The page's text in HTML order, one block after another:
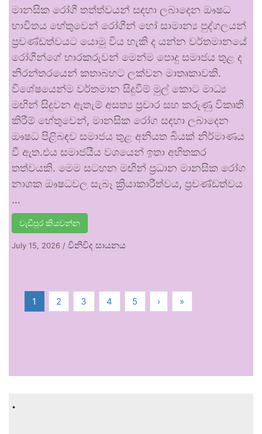
මානසික රෝගී තත්ත්වයන් සඳහා ලබාදෙන ඖෂධ
භාවිතය හේතුවෙන් රෝගීන් හෝ සාමාන්‍ය පුද්ගලයන්
ප්‍රචණ්ඩත්වයට යොමු විය හැකි ද යන්න වර්තමානයේ
රෝගීන්ගේ භාරකරුවන් මෙන්ම පොදු සමාජය තුළ ද
නිරන්තරයෙන් කතාබහට ලක්වන මාතෘකාවකි.
විශේෂයෙන්ම වර්තමාන සිදුවීම් මුල් කොට මාධ්‍ය
මඟින් සිදුවන ඇතැම් අසත්‍ය ප්‍රචාර සහ කරුණු විකෘති
කිරීම් හේතුවෙන්, මානසික රෝග සඳහා ලබාදෙන
ඖෂධ පිළිබඳව සමාජය තුළ අනියත බියක් නිර්මාණය
වී ඇත.එය සමාජයීය වශයෙන් ඉතා අහිතකර
තත්වයකි. මෙම සටහන මඟින් ප්‍රධාන මානසික රෝග
නාශක ඖෂධවල සැබෑ ක්‍රියාකාරීත්වය, ප්‍රචණ්ඩත්වය
…
වැඩිපුර කියවන්න
July 15, 2026 / විනිවිද සායනය
1 2 3 4 5 › »
.